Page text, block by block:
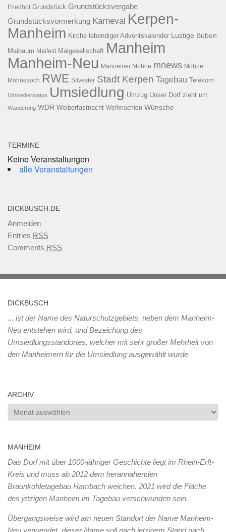
Friedhof Grundstück Grundstücksvergabe
Grundstücksvormerkung Karneval Kerpen-
Manheim Kirche lebendiger Adventskalender Lustige Buben
Maibaum Maifest Maigesellschaft Manheim
Manheim-Neu Mannemer Möhne mnews Möhne
Möhnezoch RWE Silvester Stadt Kerpen Tagebau Telekom
Umsiedlerstatus Umsiedlung Umzug Unser Dorf zieht um
Wanderung WDR Weiberfastnacht Weihnachten Wünsche
TERMINE
Keine Veranstaltungen
alle Veranstaltungen
DICKBUSCH.DE
Anmelden
Entries RSS
Comments RSS
DICKBUSCH
... ist der Name des Naturschutzgebiets, neben dem Manheim-
Neu entstehen wird, und Bezeichung des
Umsiedlungsstandortes, welcher mit sehr großer Mehrheit von
den Manheimern für die Umsiedlung ausgewählt wurde
ARCHIV
Archiv
MANHEIM
Das Dorf mit über 1000-jähriger Geschichte liegt im Rhein-Erft-
Kreis und muss ab 2012 dem herannahenden
Braunkohletagebau Hambach weichen. 2021 wird die Fläche
des jetzigen Manheim im Tagebau verschwunden sein.
Übergangsweise wird am neuen Standort der Name Manheim-